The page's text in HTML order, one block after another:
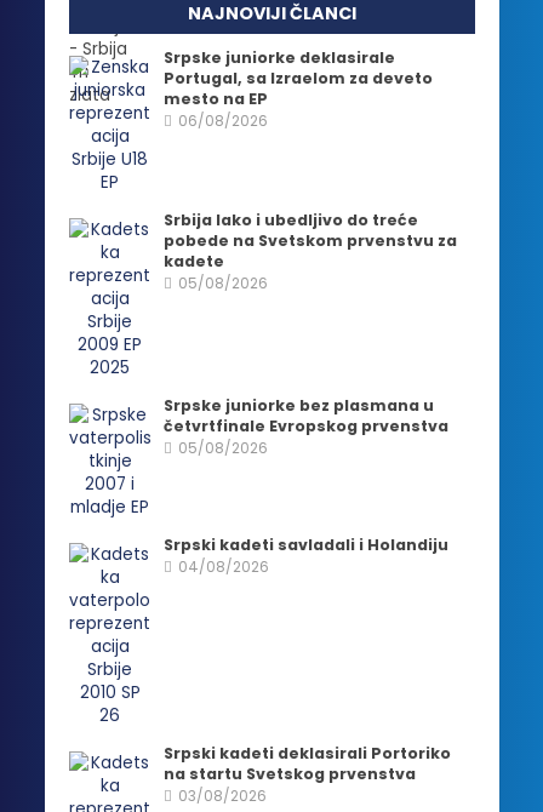
NAJNOVIJI ČLANCI
Srpske juniorke deklasirale
Portugal, sa Izraelom za deveto
mesto na EP
06/08/2026
Srbija lako i ubedljivo do treće
pobede na Svetskom prvenstvu za
kadete
05/08/2026
Srpske juniorke bez plasmana u
četvrtfinale Evropskog prvenstva
05/08/2026
Srpski kadeti savladali i Holandiju
04/08/2026
Srpski kadeti deklasirali Portoriko
na startu Svetskog prvenstva
03/08/2026